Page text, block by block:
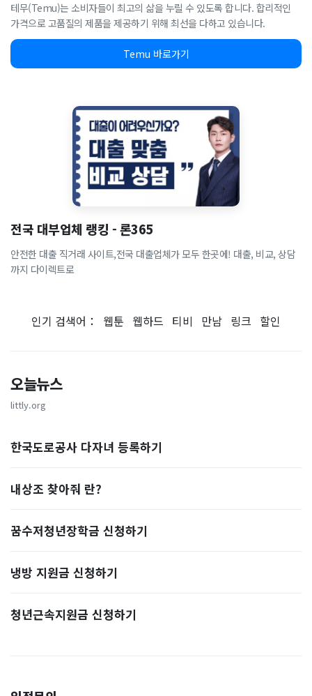
테무(Temu)는 소비자들이 최고의 삶을 누릴 수 있도록 합니다. 합리적인
가격으로 고품질의 제품을 제공하기 위해 최선을 다하고 있습니다.
Temu 바로가기
전국 대부업체 랭킹 - 론365
안전한 대출 직거래 사이트,전국 대출업체가 모두 한곳에! 대출, 비교, 상담
까지 다이렉트로
인기 검색어： 웹툰 웹하드 티비 만남 링크 할인
오늘뉴스
littly.org
한국도로공사 다자녀 등록하기
내상조 찾아줘 란?
꿈수저청년장학금 신청하기
냉방 지원금 신청하기
청년근속지원금 신청하기